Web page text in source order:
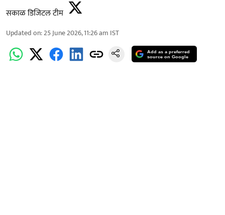
सकाळ डिजिटल टीम
Updated on:25 June 2026, 11:26 am IST
Add as a preferred
source on Google